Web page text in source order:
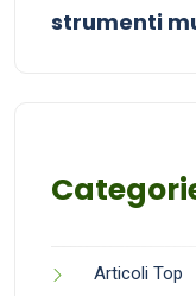
strumenti
Articoli Top